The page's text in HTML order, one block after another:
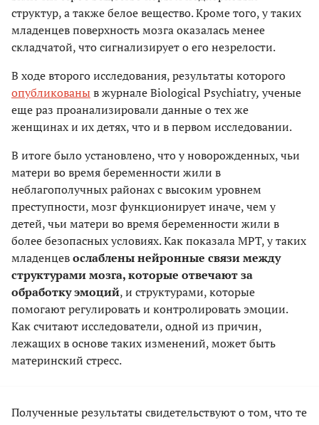
структур, а также белое вещество. Кроме того, у таких
младенцев поверхность мозга оказалась менее
складчатой, что сигнализирует о его незрелости.
В ходе второго исследования, результаты которого
опубликованыв журнале Biological Psychiatry, ученые
еще раз проанализировали данные о тех же
женщинах и их детях, что и в первом исследовании.
В итоге было установлено, что у новорожденных, чьи
матери во время беременности жили в
неблагополучных районах с высоким уровнем
преступности, мозг функционирует иначе, чем у
детей, чьи матери во время беременности жили в
более безопасных условиях. Как показала МРТ, у таких
младенцевослаблены нейронные связи между
структурами мозга, которые отвечают за
обработку эмоций, и структурами, которые
помогают регулировать и контролировать эмоции.
Как считают исследователи, одной из причин,
лежащих в основе таких изменений, может быть
материнский стресс.
Полученные результаты свидетельствуют о том, что те